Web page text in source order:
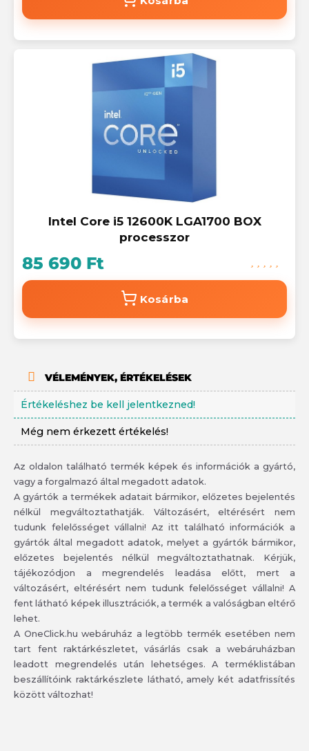
Intel Core i5 12600K LGA1700 BOX
processzor
85 690 Ft
Kosárba
VÉLEMÉNYEK, ÉRTÉKELÉSEK
Értékeléshez be kell jelentkezned!
Még nem érkezett értékelés!
Az oldalon található termék képek és információk a gyártó,
vagy a forgalmazó által megadott adatok.
A gyártók a termékek adatait bármikor, előzetes bejelentés
nélkül megváltoztathatják. Változásért, eltérésért nem
tudunk felelősséget vállalni! Az itt található információk a
gyártók által megadott adatok, melyet a gyártók bármikor,
előzetes bejelentés nélkül megváltoztathatnak. Kérjük,
tájékozódjon a megrendelés leadása előtt, mert a
változásért, eltérésért nem tudunk felelősséget vállalni! A
fent látható képek illusztrációk, a termék a valóságban eltérő
lehet.
A OneClick.hu webáruház a legtöbb termék esetében nem
tart fent raktárkészletet, vásárlás csak a webáruházban
leadott megrendelés után lehetséges. A terméklistában
beszállítóink raktárkészlete látható, amely két adatfrissítés
között változhat!